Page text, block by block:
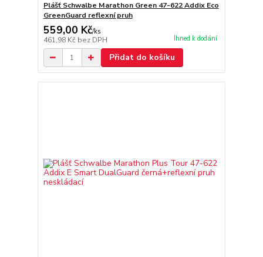
Plášť Schwalbe Marathon Green 47-622 Addix Eco
GreenGuard reflexní pruh
559,00 Kč/ks
461,98 Kč bez DPH Ihned k dodání
Přidat do košíku